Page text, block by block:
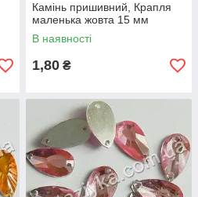
Камінь пришивний, Крапля
маленька жовта 15 мм
В наявності
1,80 ₴